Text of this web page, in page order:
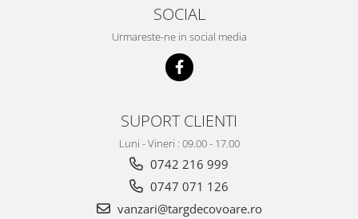
SOCIAL
Urmareste-ne in social media
SUPORT CLIENTI
Luni - Vineri : 09.00 - 17.00
0742 216 999
0747 071 126
vanzari@targdecovoare.ro